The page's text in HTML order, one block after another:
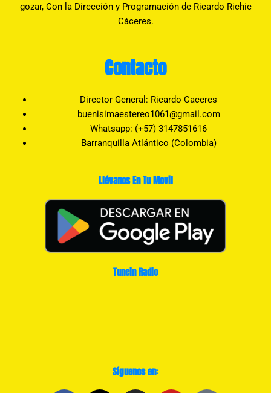
gozar, Con la Dirección y Programación de Ricardo Richie
Cáceres.
Contacto
Director General: Ricardo Caceres
buenisimaestereo1061@gmail.com
Whatsapp: (+57) 3147851616
Barranquilla Atlántico (Colombia)
Llévanos En Tu Movil
Tunein Radio
Síguenos en: